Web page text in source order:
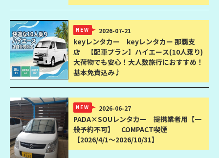
NEW 2026-07-21
keyレンタカー keyレンタカー 那覇支
店 【配車プラン】ハイエース(10人乗り)
大荷物でも安心！大人数旅行におすすめ！
基本免責込み♪
NEW 2026-06-27
PADA×SOUレンタカー 提携業者用【一
般予約不可】 COMPACT喫煙
【2026/4/1〜2026/10/31】